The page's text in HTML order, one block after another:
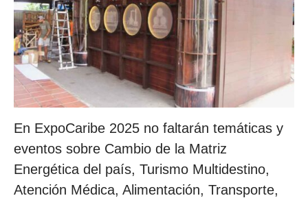
En ExpoCaribe 2025 no faltarán temáticas y
eventos sobre Cambio de la Matriz
Energética del país, Turismo Multidestino,
Atención Médica, Alimentación, Transporte,